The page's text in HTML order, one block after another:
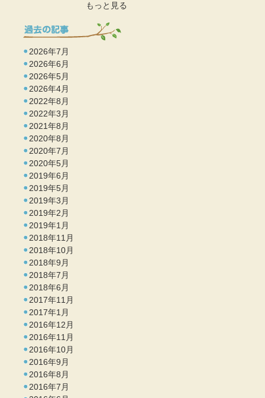
もっと見る
2026年7月
2026年6月
2026年5月
2026年4月
2022年8月
2022年3月
2021年8月
2020年8月
2020年7月
2020年5月
2019年6月
2019年5月
2019年3月
2019年2月
2019年1月
2018年11月
2018年10月
2018年9月
2018年7月
2018年6月
2017年11月
2017年1月
2016年12月
2016年11月
2016年10月
2016年9月
2016年8月
2016年7月